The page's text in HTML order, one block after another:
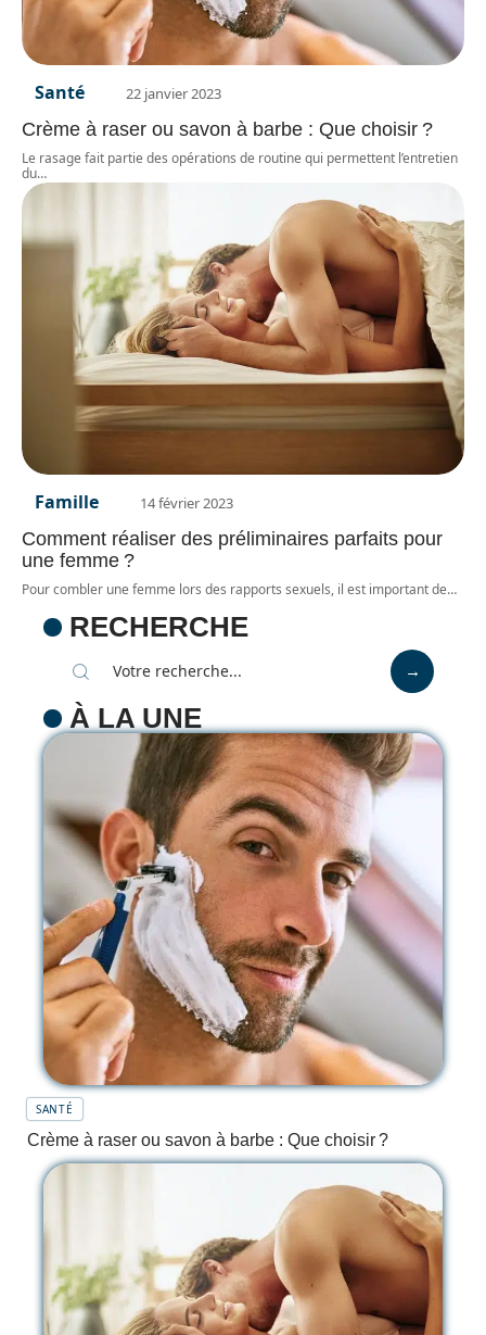
Santé 22 janvier 2023
Crème à raser ou savon à barbe : Que choisir ?
Le rasage fait partie des opérations de routine qui permettent l’entretien
du…
Famille 14 février 2023
Comment réaliser des préliminaires parfaits pour
une femme ?
Pour combler une femme lors des rapports sexuels, il est important de…
RECHERCHE
À LA UNE
SANTÉ
Crème à raser ou savon à barbe : Que choisir ?